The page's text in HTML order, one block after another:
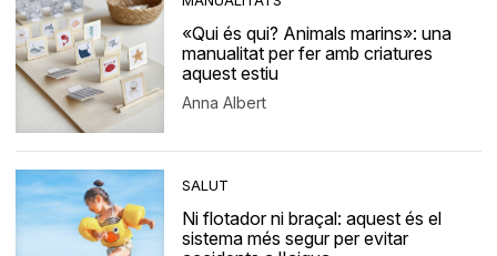
«Qui és qui? Animals marins»: una
manualitat per fer amb criatures
aquest estiu
Anna Albert
SALUT
Ni flotador ni braçal: aquest és el
sistema més segur per evitar